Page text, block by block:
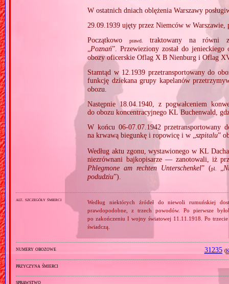
W ostatnich dniach oblężenia Warszawy
29.09.1939 ujęty przez Niemców w
Początkowo
prawd.
traktowany na równi
„Poznań”. Przewieziony został do
obozy oficerskie Oflag X B Nienburg i Oflag
Stamtąd w 12.1939 przetransportowany do
funkcję dziekana grupy kapelanów
obozu.
Następnie 18.04.1940, z pogwałceniem
do obozu koncentracyjnego KL Buchenwald,
W końcu 06‐07.07.1942 przetransportowany
na krwawą biegunkę i ropowicę i w „szpitalu”
Według aktu zgonu, wystawionego w KL
niezrównani bajkopisarze — zanotowali, iż
Phlegmone am rechten Unterschenkel” (pl.
podudziu”).
alt. szczegóły śmierci
Według niektórych źródeł do niewoli rumuńskiej
prawdopodobne, z trzech powodów. Po pierwsze
po zakończeniu I wojny światowej 11.11.1918. Po
świadczą.
numery obozowe 31235 (
przyczyna śmierci
sprawstwo